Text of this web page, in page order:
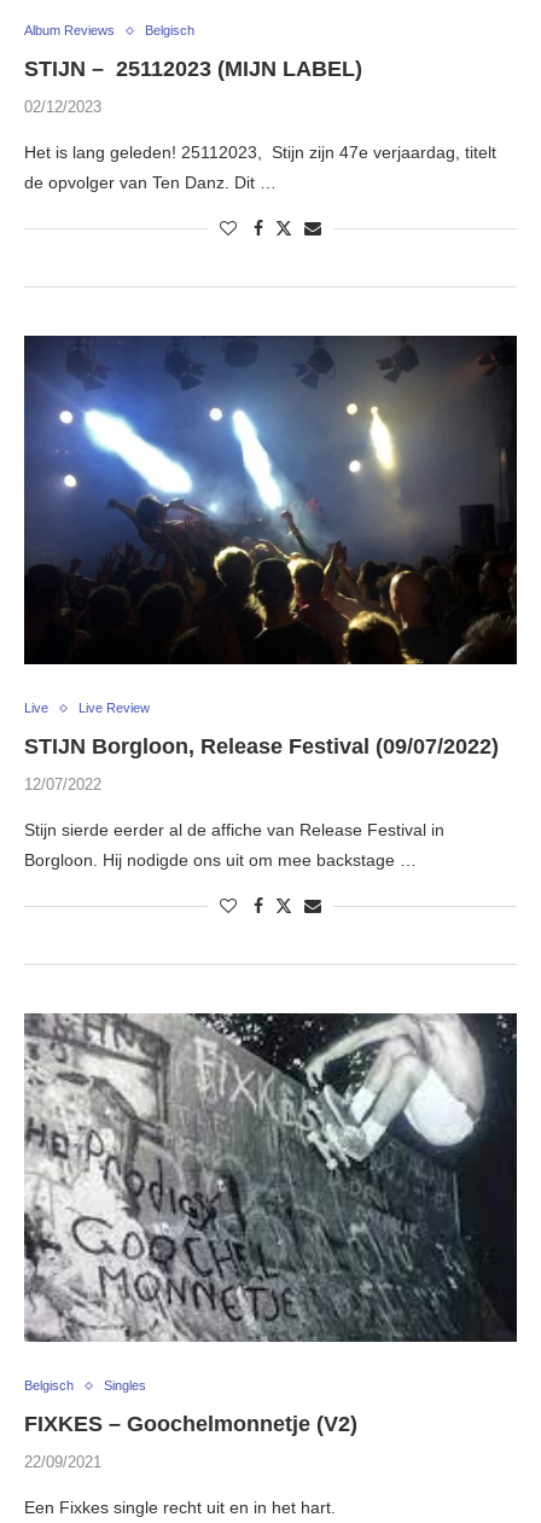
Album Reviews Belgisch
STIJN – 25112023 (MIJN LABEL)
02/12/2023
Het is lang geleden! 25112023, Stijn zijn 47e verjaardag, titelt
de opvolger van Ten Danz. Dit …
Live Live Review
STIJN Borgloon, Release Festival (09/07/2022)
12/07/2022
Stijn sierde eerder al de affiche van Release Festival in
Borgloon. Hij nodigde ons uit om mee backstage …
Belgisch Singles
FIXKES – Goochelmonnetje (V2)
22/09/2021
Een Fixkes single recht uit en in het hart.